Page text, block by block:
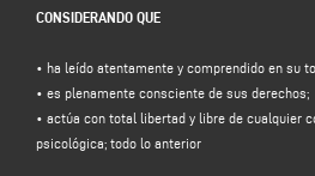
41019 - Limidi di Soliera (MO) - Italia, e-mail
Responsable de la protección de datos (RPD):
dirección de correo electrónico:
2. DATOS PERSONALES TRATADOS, FINALIDAD
CONSIDERANDO QUE
• ha leído atentamente y comprendido en su
• es plenamente consciente de sus derechos;
• actúa con total libertad y libre de cualquier
psicológica; todo lo anterior